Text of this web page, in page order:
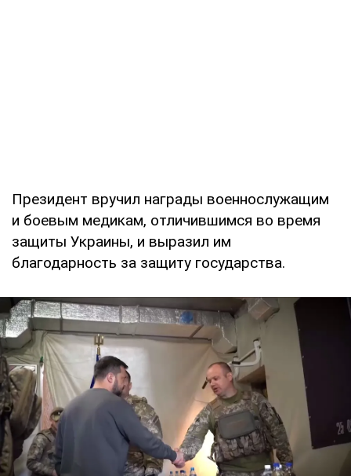
Президент вручил награды военнослужащим
и боевым медикам, отличившимся во время
защиты Украины, и выразил им
благодарность за защиту государства.